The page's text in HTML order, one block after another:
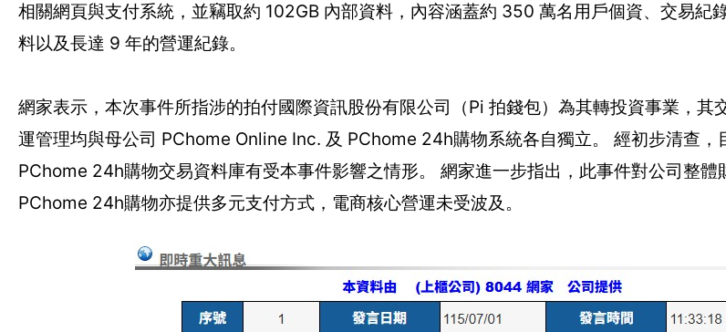
相關網頁與支付系統，並竊取約 102GB 內部資料，內容涵蓋約 350 萬名用戶個資、交易紀
料以及長達 9 年的營運紀錄。
網家表示，本次事件所指涉的拍付國際資訊股份有限公司（Pi 拍錢包）為其轉投資事業，其
運管理均與母公司 PChome Online Inc. 及 PChome 24h購物系統各自獨立。 經初步清查，
PChome 24h購物交易資料庫有受本事件影響之情形。 網家進一步指出，此事件對公司整體
PChome 24h購物亦提供多元支付方式，電商核心營運未受波及。